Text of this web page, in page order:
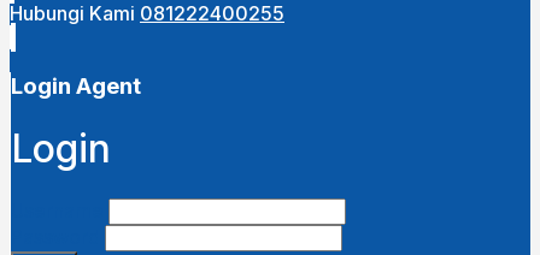
Hubungi Kami 081222400255
Login Agent
Login